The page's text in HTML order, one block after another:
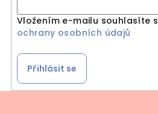
Vložením e-mailu souhlasíte s
ochrany osobních údajů
Přihlásit se